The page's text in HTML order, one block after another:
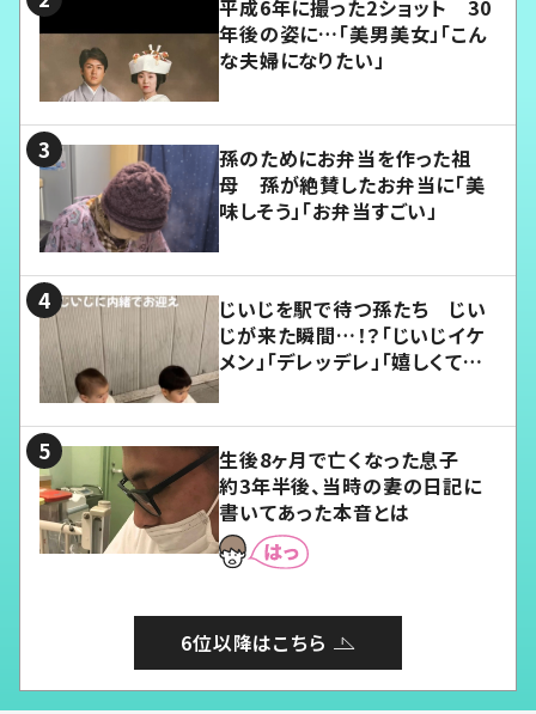
平成6年に撮った2ショット 30
年後の姿に…「美男美女」「こん
な夫婦になりたい」
孫のためにお弁当を作った祖
母 孫が絶賛したお弁当に「美
味しそう」「お弁当すごい」
じいじを駅で待つ孫たち じい
じが来た瞬間…！？「じいじイケ
メン」「デレッデレ」「嬉しくて可
生後8ヶ月で亡くなった息子
約3年半後、当時の妻の日記に
書いてあった本音とは
6位以降はこちら